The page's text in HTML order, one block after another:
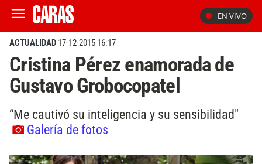
EN VIVO
ACTUALIDAD 17-12-2015 16:17
Cristina Pérez enamorada de
Gustavo Grobocopatel
“Me cautivó su inteligencia y su sensibilidad"
Galería de fotos